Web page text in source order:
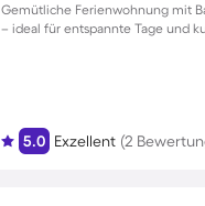
Gemütliche Ferienwohnung mit
– ideal für entspannte Tage und
5.0 Exzellent (2